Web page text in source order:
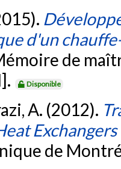
d'un
de
Disponible
A. (2012).
Exchangers
de